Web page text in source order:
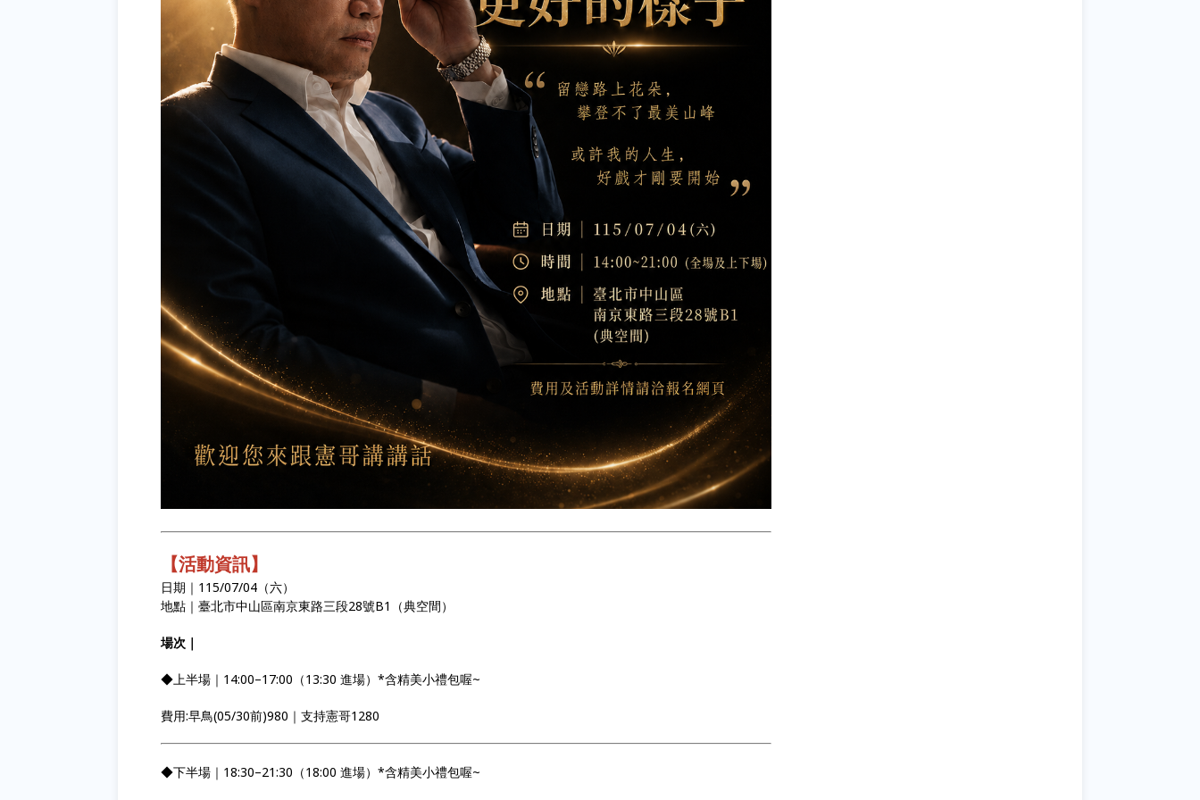
【活動資訊】
日期｜115/07/04（六）
地點｜臺北市中山區南京東路三段28號B1（典空間）
場次｜
◆上半場｜14:00–17:00（13:30 進場）*含精美小禮包喔~
費用:早鳥(05/30前)980｜支持憲哥1280
◆下半場｜18:30–21:30（18:00 進場）*含精美小禮包喔~